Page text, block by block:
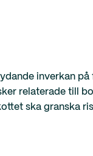
inverkan
relaterade till
ska granska